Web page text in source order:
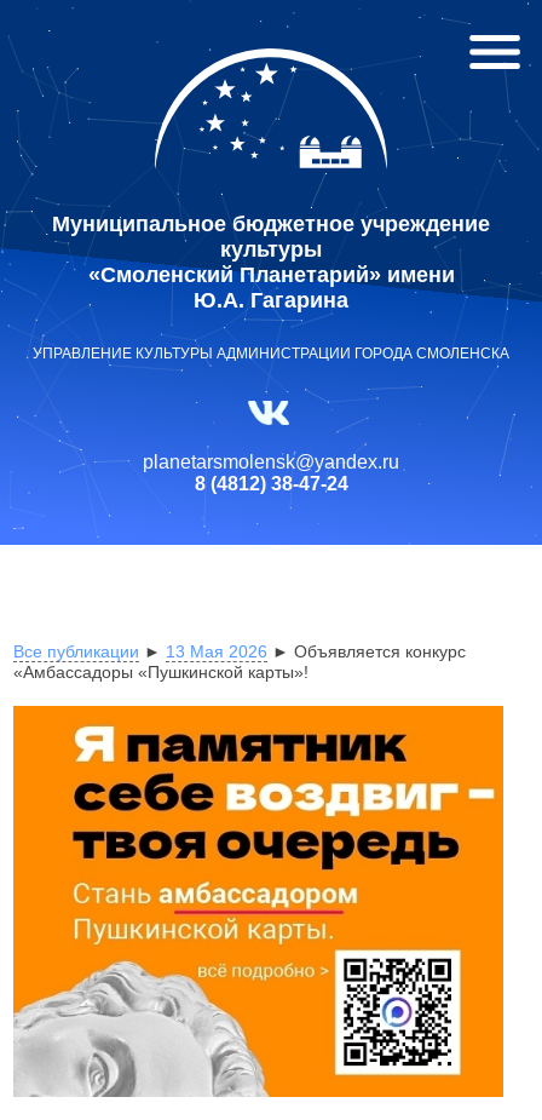
Муниципальное бюджетное учреждение
культуры
«Смоленский Планетарий» имени
Ю.А. Гагарина
УПРАВЛЕНИЕ КУЛЬТУРЫ АДМИНИСТРАЦИИ ГОРОДА СМОЛЕНСКА
planetarsmolensk@yandex.ru
8 (4812) 38-47-24
Все публикации ► 13 Мая 2026 ► Объявляется конкурс
«Амбассадоры «Пушкинской карты»!